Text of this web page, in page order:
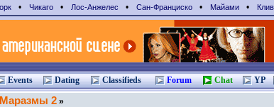
• Чикаго • Лос-Анжелес • Сан-Франциcко • Майами •
Events Dating Classifieds Forum Chat YP
Маразмы 2 »